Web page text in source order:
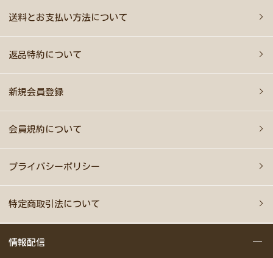
送料とお支払い方法について
返品特約について
新規会員登録
会員規約について
プライバシーポリシー
特定商取引法について
情報配信